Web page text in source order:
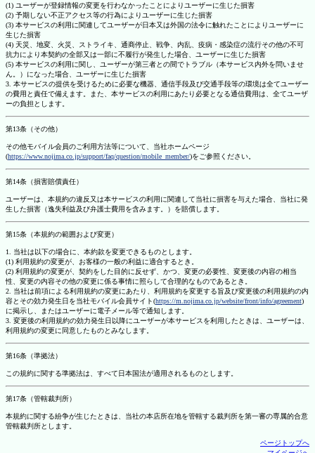
(1) ユーザーが登録情報の変更を行わなかったことによりユーザーに生じた損害
(2) 予期しない不正アクセス等の行為によりユーザーに生じた損害
(3) 本サービスの利用に関連してユーザーが日本又は外国の法令に触れたことによりユーザーに
生じた損害
(4) 天災、地変、火災、ストライキ、通商停止、戦争、内乱、疫病・感染症の流行その他の不可
抗力により本契約の全部又は一部に不履行が発生した場合、ユーザーに生じた損害
(5) 本サービスの利用に関し、ユーザーが第三者との間でトラブル（本サービス内外を問いませ
ん。）になった場合、ユーザーに生じた損害
3. 本サービスの提供を受けるために必要な機器、通信手段及び交通手段等の環境は全てユーザー
の費用と責任で備えます。また、本サービスの利用にあたり必要となる通信費用は、全てユーザ
ーの負担とします。
第13条（その他）
その他モバイル会員のご利用方法等について、当社ホームページ
(https://www.nojima.co.jp/support/faq/question/mobile_member/)をご参照ください。
第14条（損害賠償責任）
ユーザーは、本規約の違反又は本サービスの利用に関連して当社に損害を与えた場合、当社に発
生した損害（逸失利益及び弁護士費用を含みます。）を賠償します。
第15条（本規約の範囲および変更）
1. 当社は以下の場合に、本約款を変更できるものとします。
(1) 利用規約の変更が、お客様の一般の利益に適合するとき。
(2) 利用規約の変更が、契約をした目的に反せず、かつ、変更の必要性、変更後の内容の相当
性、変更の内容その他の変更に係る事情に照らして合理的なものであるとき。
2. 当社は前項による利用規約の変更にあたり、利用規約を変更する旨及び変更後の利用規約の内
容とその効力発生日を当社モバイル会員サイト(https://m.nojima.co.jp/website/front/info/agreement)
に掲示し、またはユーザーに電子メール等で通知します。
3. 変更後の利用規約の効力発生日以降にユーザーが本サービスを利用したときは、ユーザーは、
利用規約の変更に同意したものとみなします。
第16条（準拠法）
この規約に関する準拠法は、すべて日本国法が適用されるものとします。
第17条（管轄裁判所）
本規約に関する紛争が生じたときは、当社の本店所在地を管轄する裁判所を第一審の専属的合意
管轄裁判所とします。
ページトップへ